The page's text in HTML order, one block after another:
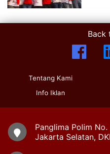
Back
Tentang Kami
Info Iklan
Panglima Polim
Jakarta Selatan,